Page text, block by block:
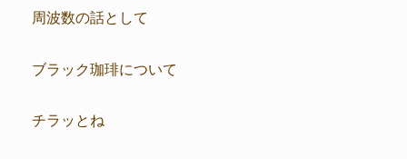
周波数の話として
ブラック珈琲について
チラッとね